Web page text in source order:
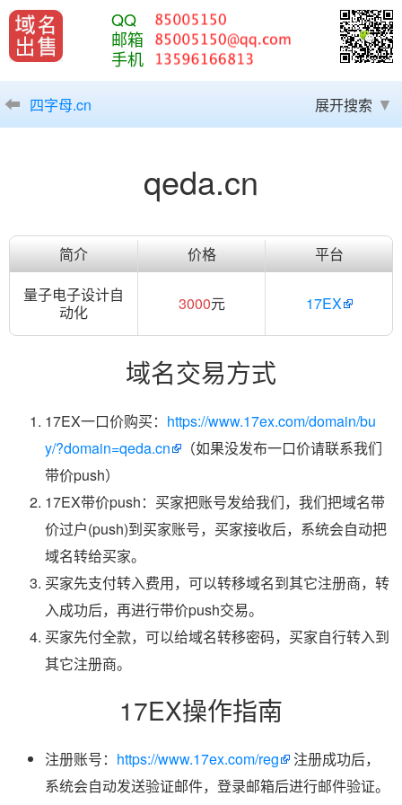
QQ
邮箱
手机
四字母.cn 展开搜索
qeda.cn
简介 价格
平台
量子电子设计自
动化
3000元 17EX
域名交易方式
17EX一口价购买： https://www.17ex.com/domain/bu
y/?domain=qeda.cn
（如果没发布一口价请联系我们
带价push）
17EX带价push：买家把账号发给我们，我们把域名带
价过户(push)到买家账号，买家接收后，系统会自动把
域名转给买家。
买家先支付转入费用，可以转移域名到其它注册商，转
入成功后，再进行带价push交易。
买家先付全款，可以给域名转移密码，买家自行转入到
其它注册商。
17EX操作指南
注册账号： https://www.17ex.com/reg
注册成功后，
系统会自动发送验证邮件，登录邮箱后进行邮件验证。